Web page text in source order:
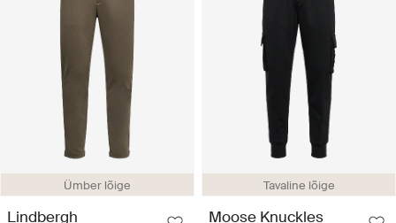
Ümber lõige
Lindbergh
Tavaline lõige
Moose Knuckles